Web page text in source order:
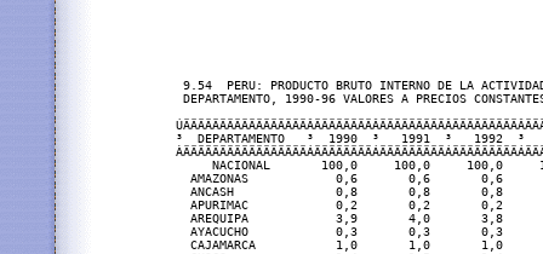
9.54  PERU: PRODUCTO BRUTO INTERNO DE LA ACTIVIDAD
DEPARTAMENTO, 1990-96 VALORES A PRECIOS
³  DEPARTAMENTO   ³  1990  ³   1991  ³   1992
NACIONAL       100,0     100,0     100,0
AMAZONAS            0,6       0,6       0,6
ANCASH              0,8       0,8       0,8
APURIMAC            0,2       0,2       0,2
AREQUIPA            3,9       4,0       3,8
AYACUCHO            0,3       0,3       0,3
CAJAMARCA           1,0       1,0       1,0